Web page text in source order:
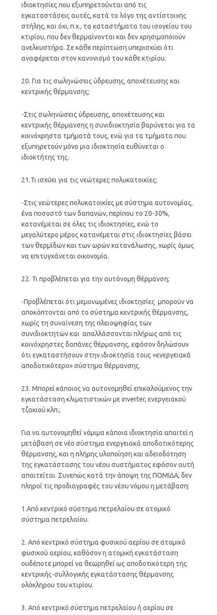
ιδιοκτησίες που εξυπηρετούνται από τις
εγκαταστάσεις αυτές, κατά το λόγο της αντίστοιχης
στήλης, και όχι, π.χ., τα καταστήματα του ισογείου του
κτιρίου, που δεν θερμαίνονται και δεν χρησιμοποιούν
ανελκυστήρα. Σε κάθε περίπτωση υπερισχύει ότι
αναφέρεται στον κανονισμό του κάθε κτιρίου.
20. Για τις σωληνώσεις ύδρευσης, αποχέτευσης και
κεντρικής θέρμανσης;
-Στις σωληνώσεις ύδρευσης, αποχέτευσης και
κεντρικής θέρμανσης η συνιδιοκτησία βαρύνεται για τα
κοινόχρηστα τμήματά τους, ενώ για τα τμήματα που
εξυπηρετούν μόνο μια ιδιοκτησία ευθύνεται ο
ιδιοκτήτης της.
21.Τι ισχύει για τις νεώτερες πολυκατοικίες;
-Στις νεώτερες πολυκατοικίες με σύστημα αυτονομίας,
ένα ποσοστό των δαπανών, περίπου το 20-30%,
κατανέμεται σε όλες τις ιδιοκτησίες, ενώ το
μεγαλύτερο μέρος κατανέμεται στις ιδιοκτησίες βάσει
των θερμίδων και των ωρών κατανάλωσης, χωρίς όμως
να επιτυγχάνεται οικονομία.
22. Τι προβλέπεται για την αυτόνομη θέρμανση;
-Προβλέπεται ότι μεμονωμένες ιδιοκτησίες μπορούν να
αποκόπτονται από το σύστημα κεντρικής θέρμανσης,
χωρίς τη συναίνεση της πλειοψηφίας των
συνιδιοκτητών και απαλλάσσονται πλήρως από τις
κοινόχρηστες δαπάνες θέρμανσης, εφόσον δηλώσουν
ότι εγκαταστήσουν στην ιδιοκτησία τους «ενεργειακά
αποδοτικότερο» σύστημα θέρμανσης.
23. Μπορεί κάποιος να αυτονομηθεί επικαλούμενος την
εγκατάσταση κλιματιστικών με inverter, ενεργειακού
τζακιού κλπ.;
Για να αυτονομηθεί νόμιμα κάποια ιδιοκτησία απαιτεί η
μετάβαση σε νέο σύστημα ενεργειακά αποδοτικότερης
θέρμανσης, και η πλήρης υλοποίηση και αδειοδότηση
της εγκατάστασης του νέου συστήματος εφόσον αυτή
απαιτείται. Συνεπώς κατά την άποψη της ΠΟΜΙΔΑ, δεν
πληροί τις προδιαγραφές του νέου νόμου η μετάβαση:
1.Από κεντρικό σύστημα πετρελαίου σε ατομικό
σύστημα πετρελαίου.
2. Από κεντρικό σύστημα φυσικού αερίου σε ατομικό
φυσικού αερίου, καθόσον η ατομική εγκατάσταση
ουδέποτε μπορεί να θεωρηθεί ως αποδοτικότερη της
κεντρικής-συλλογικής εγκατάστασης θέρμανσης
ολόκληρου του κτιρίου.
3. Από κεντρικό σύστημα πετρελαίου ή αερίου σε